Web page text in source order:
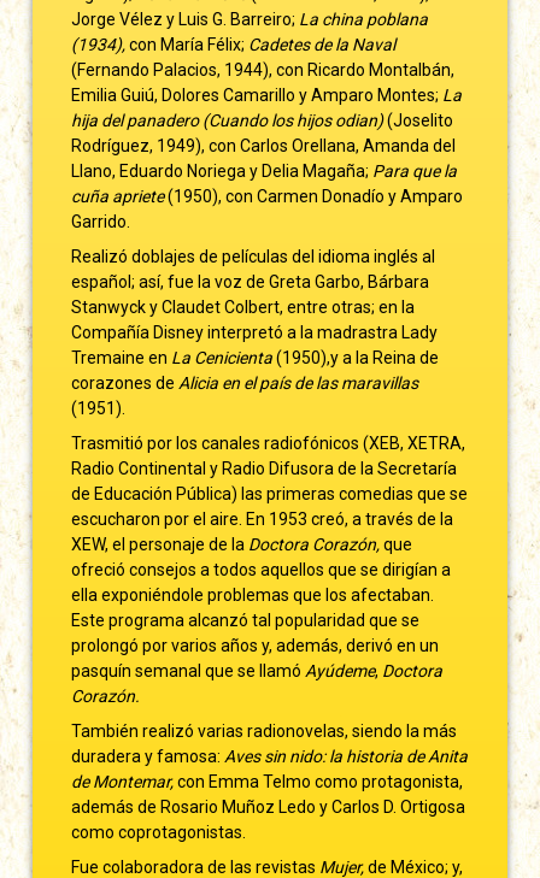
Jorge Vélez y Luis G. Barreiro; La china poblana
(1934),con María Félix; Cadetes de la Naval
(Fernando Palacios, 1944), con Ricardo Montalbán,
Emilia Guiú, Dolores Camarillo y Amparo Montes; La
hija del panadero (Cuando los hijos odian)(Joselito
Rodríguez, 1949), con Carlos Orellana, Amanda del
Llano, Eduardo Noriega y Delia Magaña; Para que la
cuña apriete(1950), con Carmen Donadío y Amparo
Garrido.
Realizó doblajes de películas del idioma inglés al
español; así, fue la voz de Greta Garbo, Bárbara
Stanwyck y Claudet Colbert, entre otras; en la
Compañía Disney interpretó a la madrastra Lady
Tremaine en La Cenicienta(1950),y a la Reina de
corazones de Alicia en el país de las maravillas
(1951).
Trasmitió por los canales radiofónicos (XEB, XETRA,
Radio Continental y Radio Difusora de la Secretaría
de Educación Pública) las primeras comedias que se
escucharon por el aire. En 1953 creó, a través de la
XEW, el personaje de la Doctora Corazón,que
ofreció consejos a todos aquellos que se dirigían a
ella exponiéndole problemas que los afectaban.
Este programa alcanzó tal popularidad que se
prolongó por varios años y, además, derivó en un
pasquín semanal que se llamó Ayúdeme, Doctora
Corazón.
También realizó varias radionovelas, siendo la más
duradera y famosa: Aves sin nido: la historia de Anita
de Montemar,con Emma Telmo como protagonista,
además de Rosario Muñoz Ledo y Carlos D. Ortigosa
como coprotagonistas.
Fue colaboradora de las revistas Mujer,de México; y,